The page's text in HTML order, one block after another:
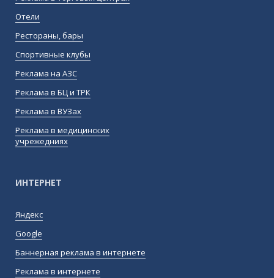
Отели
Рестораны, бары
Спортивные клубы
Реклама на АЗС
Реклама в БЦ и ТРК
Реклама в ВУЗах
Реклама в медицинских
учрежедниях
ИНТЕРНЕТ
Яндекс
Google
Баннерная реклама в интернете
Реклама в интернете